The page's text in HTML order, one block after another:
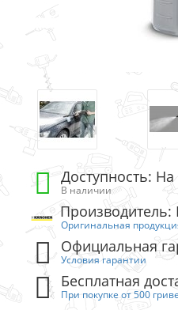
Доступность: На
В наличии
Производитель:
Оригинальная
Официальная
Условия гарантии
Бесплатная
При покупке от 500